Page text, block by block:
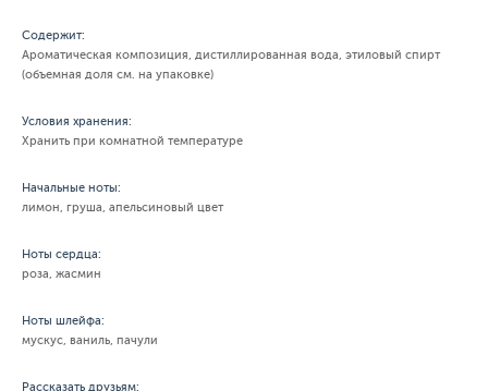
Содержит:
Ароматическая композиция, дистиллированная вода, этиловый спирт
(объемная доля см. на упаковке)
Условия хранения:
Хранить при комнатной температуре
Начальные ноты:
лимон, груша, апельсиновый цвет
Ноты сердца:
роза, жасмин
Ноты шлейфа:
мускус, ваниль, пачули
Рассказать друзьям: